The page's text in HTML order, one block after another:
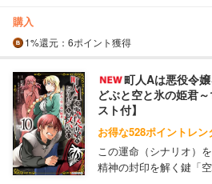
購入
1%還元 ：6ポイント獲得
町人Aは悪役令
どぶと空と氷の姫君
スト付】
お得な528ポイントレン
この運命（シナリオ）
精神の封印を解く鍵「